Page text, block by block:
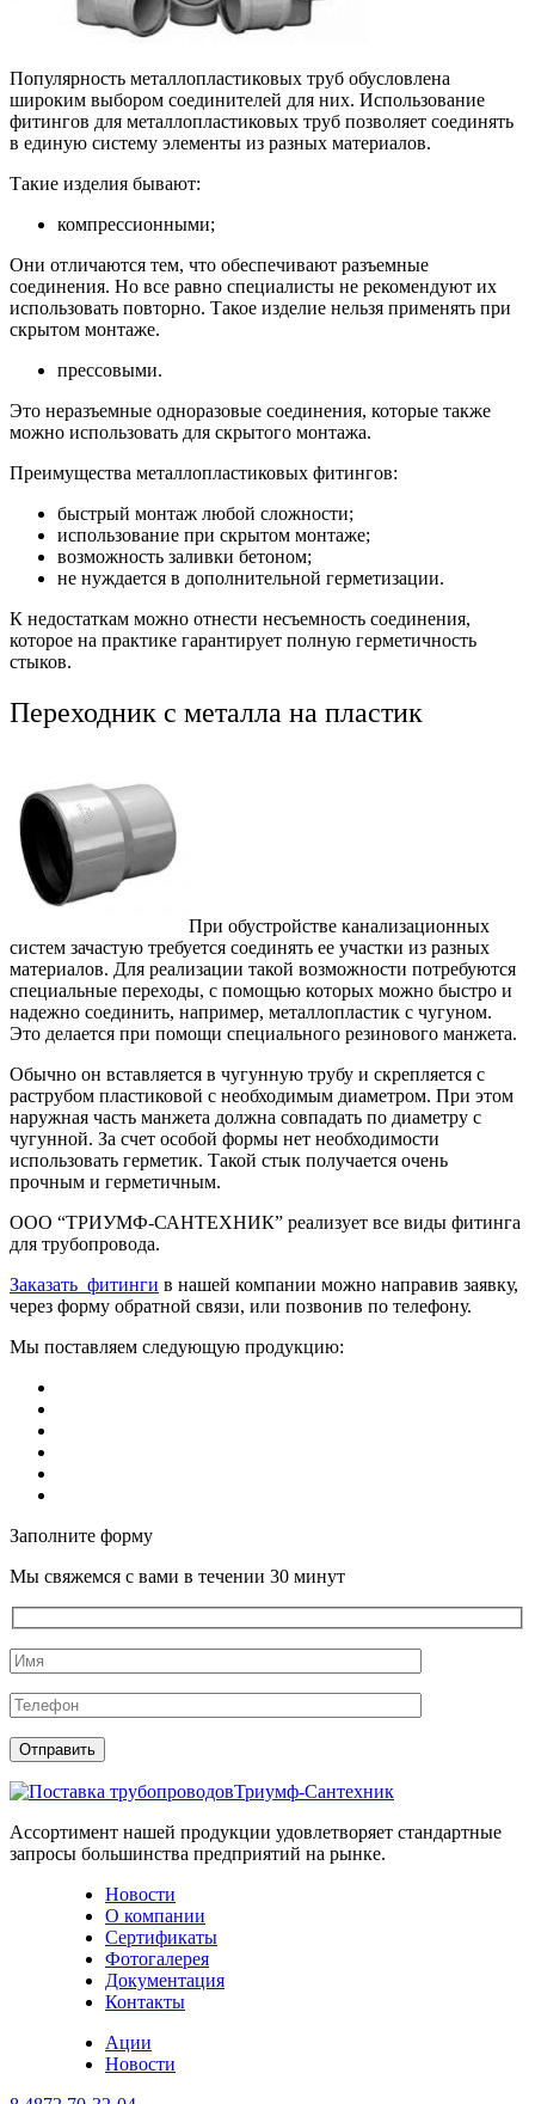
Популярность металлопластиковых труб обусловлена
широким выбором соединителей для них. Использование
фитингов для металлопластиковых труб позволяет соединять
в единую систему элементы из разных материалов.
Такие изделия бывают:
компрессионными;
Они отличаются тем, что обеспечивают разъемные
соединения. Но все равно специалисты не рекомендуют их
использовать повторно. Такое изделие нельзя применять при
скрытом монтаже.
прессовыми.
Это неразъемные одноразовые соединения, которые также
можно использовать для скрытого монтажа.
Преимущества металлопластиковых фитингов:
быстрый монтаж любой сложности;
использование при скрытом монтаже;
возможность заливки бетоном;
не нуждается в дополнительной герметизации.
К недостаткам можно отнести несъемность соединения,
которое на практике гарантирует полную герметичность
стыков.
Переходник с металла на пластик
При обустройстве канализационных
систем зачастую требуется соединять ее участки из разных
материалов. Для реализации такой возможности потребуются
специальные переходы, с помощью которых можно быстро и
надежно соединить, например, металлопластик с чугуном.
Это делается при помощи специального резинового манжета.
Обычно он вставляется в чугунную трубу и скрепляется с
раструбом пластиковой с необходимым диаметром. При этом
наружная часть манжета должна совпадать по диаметру с
чугунной. За счет особой формы нет необходимости
использовать герметик. Такой стык получается очень
прочным и герметичным.
ООО “ТРИУМФ-САНТЕХНИК” реализует все виды фитинга
для трубопровода.
Заказать фитинги в нашей компании можно направив заявку,
через форму обратной связи, или позвонив по телефону.
Мы поставляем следующую продукцию:
Заполните форму
Мы свяжемся с вами в течении 30 минут
Триумф-Сантехник
Ассортимент нашей продукции удовлетворяет стандартные
запросы большинства предприятий на рынке.
Новости
О компании
Сертификаты
Фотогалерея
Документация
Контакты
Ации
Новости